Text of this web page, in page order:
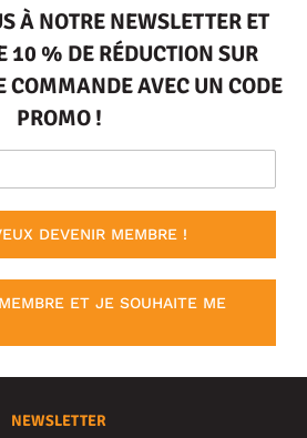
À NOTRE NEWSLETTER ET
10 % DE RÉDUCTION SUR
COMMANDE AVEC UN CODE
PROMO !
DEVENIR MEMBRE !
ET JE SOUHAITE ME
NEWSLETTER